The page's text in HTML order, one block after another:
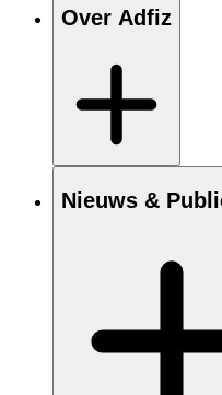
Over Adfiz
Nieuws &